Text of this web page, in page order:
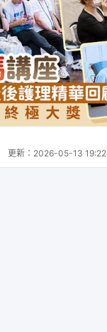
更新： 2026-05-13 19:22